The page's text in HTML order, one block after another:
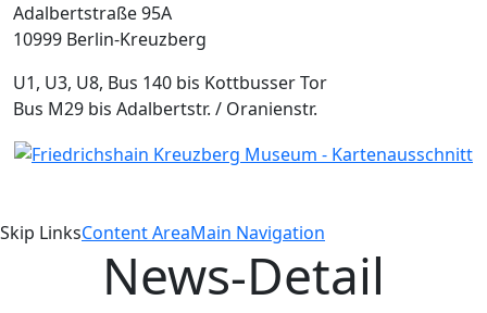
Adalbertstraße 95A
10999 Berlin-Kreuzberg
U1, U3, U8, Bus 140 bis Kottbusser Tor
Bus M29 bis Adalbertstr. / Oranienstr.
Skip LinksContent AreaMain Navigation
News-Detail